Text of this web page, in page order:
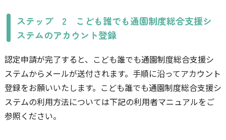
ステップ 2 こども誰でも通園制度総合支援シ
ステムのアカウント登録
認定申請が完了すると、こども誰でも通園制度総合支援シ
ステムからメールが送付されます。手順に沿ってアカウント
登録をお願いいたします。こども誰でも通園制度総合支援シ
ステムの利用方法については下記の利用者マニュアルをご
参照ください。